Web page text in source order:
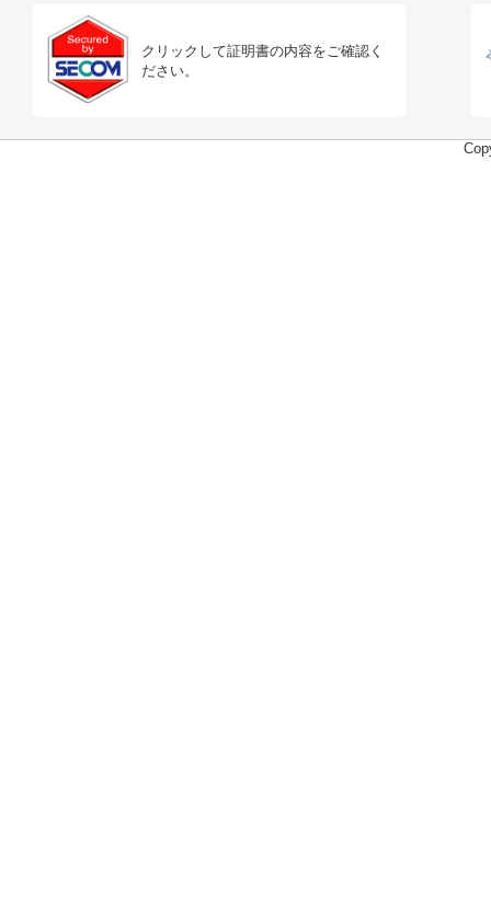
クリックして証明書の内容をご確認く
ださい。